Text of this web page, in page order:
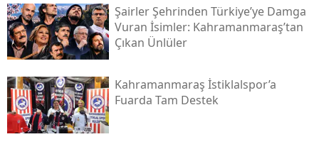
Şairler Şehrinden Türkiye’ye Damga
Vuran İsimler: Kahramanmaraş’tan
Çıkan Ünlüler
Kahramanmaraş İstiklalspor’a
Fuarda Tam Destek